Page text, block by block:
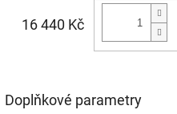
16 440 Kč
Doplňkové parametry